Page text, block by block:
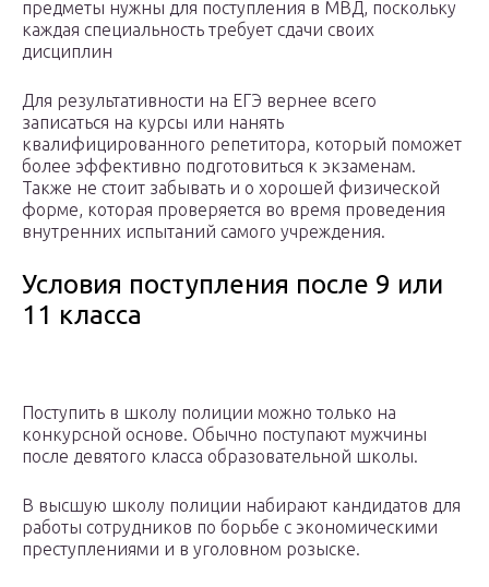
предметы нужны для поступления в МВД, поскольку
каждая специальность требует сдачи своих
дисциплин
Для результативности на ЕГЭ вернее всего
записаться на курсы или нанять
квалифицированного репетитора, который поможет
более эффективно подготовиться к экзаменам.
Также не стоит забывать и о хорошей физической
форме, которая проверяется во время проведения
внутренних испытаний самого учреждения.
Условия поступления после 9 или
11 класса
Поступить в школу полиции можно только на
конкурсной основе. Обычно поступают мужчины
после девятого класса образовательной школы.
В высшую школу полиции набирают кандидатов для
работы сотрудников по борьбе с экономическими
преступлениями и в уголовном розыске.